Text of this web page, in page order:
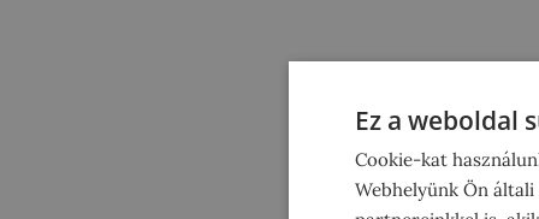
Ez a weboldal
Cookie-kat
Webhelyünk Ön